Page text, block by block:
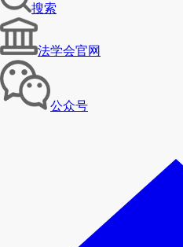
搜索
法学会官网
公众号